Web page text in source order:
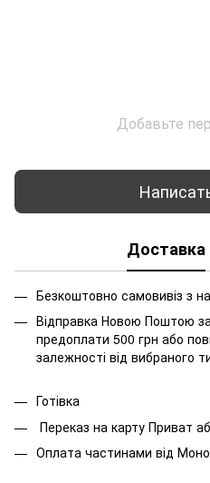
Добавьте
Доставка
Безкоштовно самовивіз з
Відправка Новою Поштою
предоплати 500 грн або
залежності від вибраного
Готівка
Переказ на карту Приват
Оплата частинами від